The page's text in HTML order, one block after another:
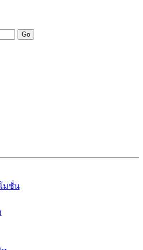
บจ้างโพสต์ขายบ้าน รับจ้างโพสต์อสัง
บรองผล อันดับ1 การโพสต์ขายอสังหา
ดิน คอนโด ติดGoogleหน้าแรกได้จริงๆ
าน อสังหาโพสต์ เชื่อถือได้จริง รับ
ษัท ถูกและดีที่สุด ไม่มีค่านายหน้า
อกาสในการขายได้มากกว่า ที่เดียว ที่
มชั่น